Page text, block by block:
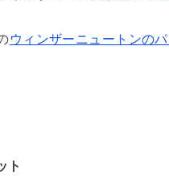
ウィンザーニュートンの
ト